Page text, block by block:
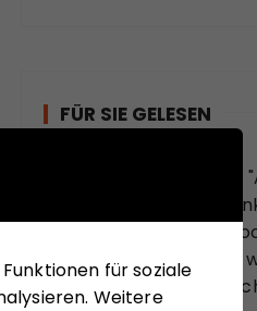
FÜR SIE GELESEN
Mit seinem neuen Buch
Rechten, Abstieg der
Hans-Jürgen Arlt die
Frage zu beantworten,
modernen Ländern
für soziale
Weitere